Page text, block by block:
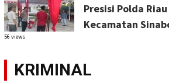
Presisi Polda
Kecamatan
56 views
KRIMINAL